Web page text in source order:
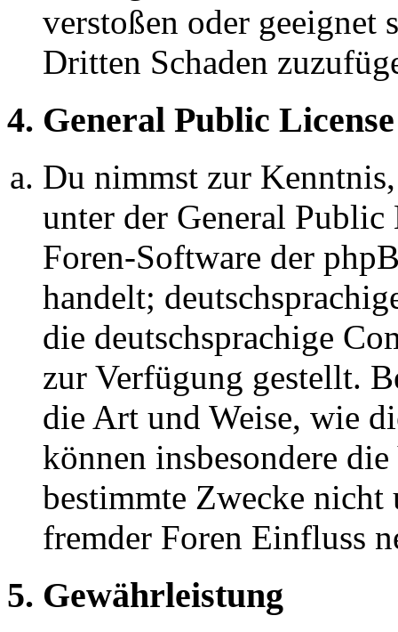
verstoßen oder geeignet
Dritten Schaden
4. General Public License
Du nimmst zur
unter der General
Foren-Software der
handelt;
die deutschsprachige
zur Verfügung gestellt.
die Art und Weise, wie
können insbesondere
bestimmte Zwecke nicht
fremder Foren Einfluss
5. Gewährleistung